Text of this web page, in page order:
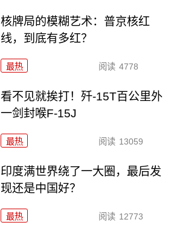
核牌局的模糊艺术：普京核红
线，到底有多红？
最热 阅读 4778
看不见就挨打！歼-15T百公里外
一剑封喉F-15J
最热 阅读 13059
印度满世界绕了一大圈，最后发
现还是中国好？
最热 阅读 12773